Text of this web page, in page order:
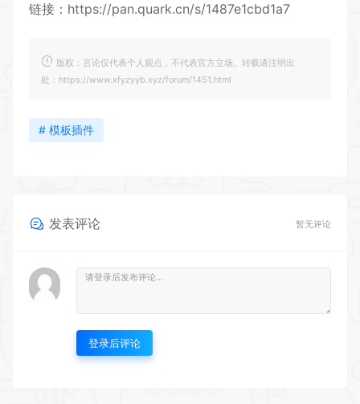
链接： https://pan.quark.cn/s/1487e1cbd1a7
版权：言论仅代表个人观点，不代表官方立场。转载请注明出
处：https://www.xfyzyyb.xyz/forum/1451.html
# 模板插件
发表评论 暂无评论
登录后评论